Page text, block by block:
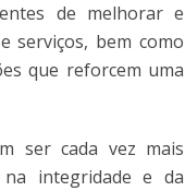
de melhorar e
serviços, bem como
que reforcem uma
ser cada vez mais
integridade e da